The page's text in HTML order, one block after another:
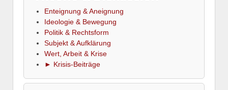
Enteignung & Aneignung
Ideologie & Bewegung
Politik & Rechtsform
Subjekt & Aufklärung
Wert, Arbeit & Krise
► Krisis-Beiträge